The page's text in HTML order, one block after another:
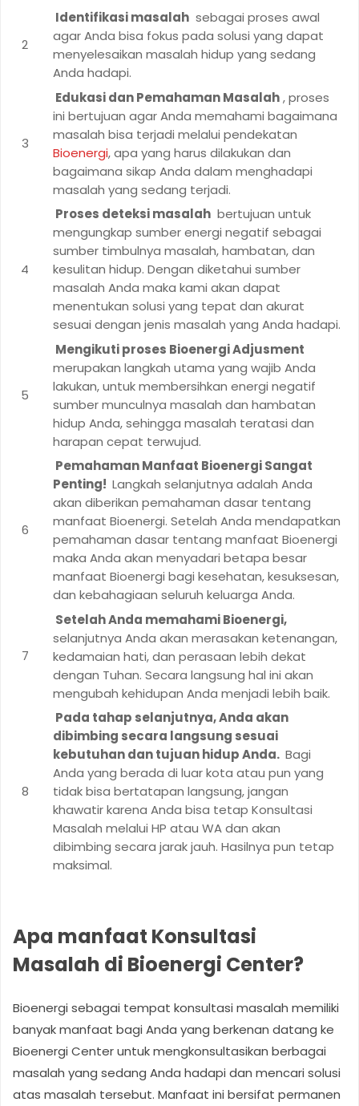
Identifikasi masalah sebagai proses awal
agar Anda bisa fokus pada solusi yang dapat
menyelesaikan masalah hidup yang sedang
Anda hadapi.
Edukasi dan Pemahaman Masalah, proses
ini bertujuan agar Anda memahami bagaimana
masalah bisa terjadi melalui pendekatan
Bioenergi, apa yang harus dilakukan dan
bagaimana sikap Anda dalam menghadapi
masalah yang sedang terjadi.
Proses deteksi masalah bertujuan untuk
mengungkap sumber energi negatif sebagai
sumber timbulnya masalah, hambatan, dan
kesulitan hidup. Dengan diketahui sumber
masalah Anda maka kami akan dapat
menentukan solusi yang tepat dan akurat
sesuai dengan jenis masalah yang Anda hadapi.
Mengikuti proses Bioenergi Adjusment
merupakan langkah utama yang wajib Anda
lakukan, untuk membersihkan energi negatif
sumber munculnya masalah dan hambatan
hidup Anda, sehingga masalah teratasi dan
harapan cepat terwujud.
Pemahaman Manfaat Bioenergi Sangat
Penting! Langkah selanjutnya adalah Anda
akan diberikan pemahaman dasar tentang
manfaat Bioenergi. Setelah Anda mendapatkan
pemahaman dasar tentang manfaat Bioenergi
maka Anda akan menyadari betapa besar
manfaat Bioenergi bagi kesehatan, kesuksesan,
dan kebahagiaan seluruh keluarga Anda.
Setelah Anda memahami Bioenergi,
selanjutnya Anda akan merasakan ketenangan,
kedamaian hati, dan perasaan lebih dekat
dengan Tuhan. Secara langsung hal ini akan
mengubah kehidupan Anda menjadi lebih baik.
Pada tahap selanjutnya, Anda akan
dibimbing secara langsung sesuai
kebutuhan dan tujuan hidup Anda. Bagi
Anda yang berada di luar kota atau pun yang
tidak bisa bertatapan langsung, jangan
khawatir karena Anda bisa tetap Konsultasi
Masalah melalui HP atau WA dan akan
dibimbing secara jarak jauh. Hasilnya pun tetap
maksimal.
Apa manfaat Konsultasi
Masalah di Bioenergi Center?
Bioenergi sebagai tempat konsultasi masalah memiliki
banyak manfaat bagi Anda yang berkenan datang ke
Bioenergi Center untuk mengkonsultasikan berbagai
masalah yang sedang Anda hadapi dan mencari solusi
atas masalah tersebut. Manfaat ini bersifat permanen